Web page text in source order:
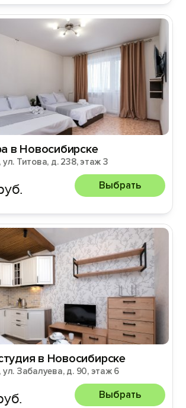
в Новосибирске
Титова, д. 238, этаж 3
Выбрать
в Новосибирске
Забалуева, д. 90, этаж 6
Выбрать